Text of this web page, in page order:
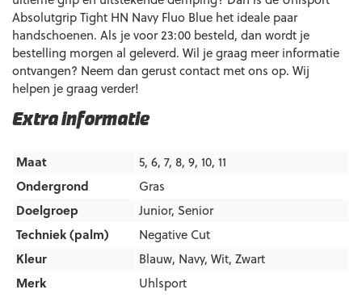
Extra informatie
Maat
5, 6, 7, 8, 9, 10, 11
Ondergrond
Gras
Doelgroep
Junior, Senior
Techniek (palm)
Negative Cut
Kleur
Blauw, Navy, Wit, Zwart
Merk
Uhlsport
Absolutgrip Tight HN Navy Fluo Blue het ideale paar
handschoenen. Als je voor 23:00 besteld, dan wordt je
bestelling morgen al geleverd. Wil je graag meer informatie
ontvangen? Neem dan gerust contact met ons op. Wij
helpen je graag verder!